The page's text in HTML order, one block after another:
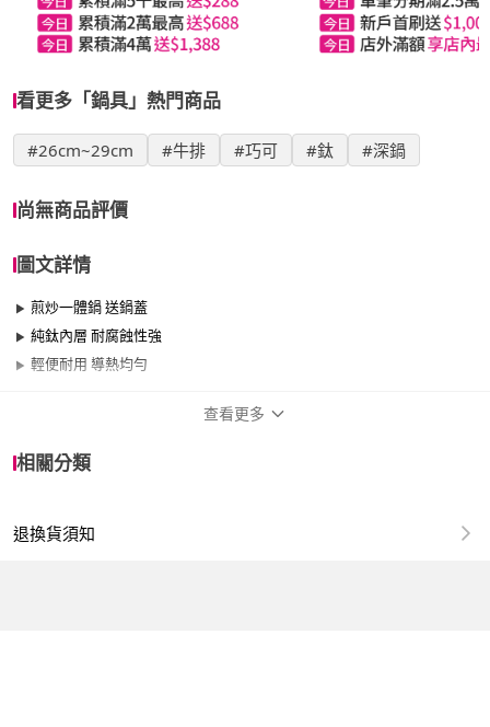
看更多「鍋具」熱門商品
#26cm~29cm #牛排 #巧可 #鈦 #深鍋
尚無商品評價
圖文詳情
煎炒一體鍋 送鍋蓋
純鈦內層 耐腐蝕性強
輕便耐用 導熱均勻
尺寸
查看更多
相關分類
退換貨須知